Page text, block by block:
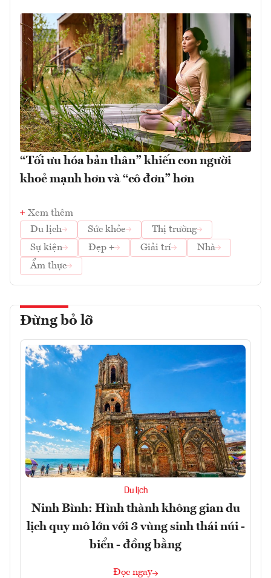
“Tối ưu hóa bản thân” khiến con người
khoẻ mạnh hơn và “cô đơn” hơn
Xem thêm
Du lịch
Sức khỏe
Thị trường
Sự kiện
Đẹp + Giải trí
Nhà
Ẩm thực
Đừng bỏ lỡ
Du lịch
Ninh Bình: Hình thành không gian du
lịch quy mô lớn với 3 vùng sinh thái núi -
biển - đồng bằng
Đọc ngay